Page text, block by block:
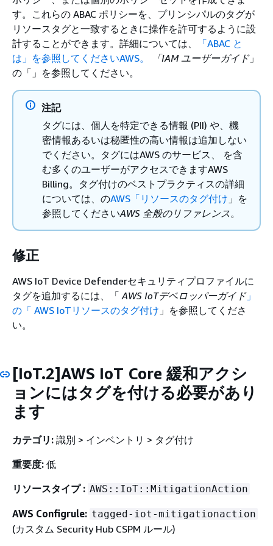
す。これらの ABAC ポリシーを、プリンシパルのタグが
リソースタグと一致するときに操作を許可するように設
計することができます。詳細については、
「ABAC と
は」を参照してくださいAWS。
「IAM ユーザーガイド」
の「」を参照してください。
注記
タグには、個人を特定できる情報 (PII) や、機
密情報あるいは秘匿性の高い情報は追加しない
でください。タグにはAWS のサービス、 を含
む多くのユーザーがアクセスできますAWS
Billing。タグ付けのベストプラクティスの詳細
については、のAWS「リソースのタグ付け 」を
参照してくださいAWS 全般のリファレンス。
修正
AWS IoT Device Defenderセキュリティプロファイルに
タグを追加するには、「 AWS IoTデベロッパーガイド」
の「 AWS IoTリソースのタグ付け 」を参照してくださ
い。
[IoT.2]AWS IoT Core 緩和アクシ
ョンにはタグを付ける必要があり
ます
カテゴリ: 識別 > インベントリ > タグ付け
重要度: 低
リソースタイプ : AWS::IoT::MitigationAction
AWS Configrule: tagged-iot-mitigationaction
(カスタム Security Hub CSPM ルール)